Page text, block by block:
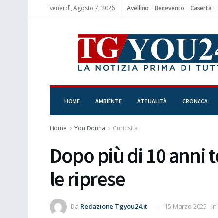
venerdì, Agosto 7, 2026 Avellino Benevento Caserta
HOME AMBIENTE ATTUALITÀ CRONACA
Home You Donna Curiosità
Dopo più di 10 anni
le riprese
Da Redazione Tgyou24.it 15 Marzo 2025 In